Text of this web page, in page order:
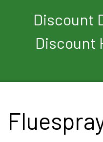
Discount
Discount